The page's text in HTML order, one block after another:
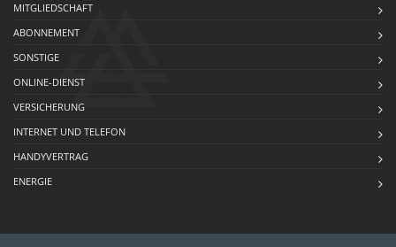
MITGLIEDSCHAFT
ABONNEMENT
SONSTIGE
ONLINE-DIENST
VERSICHERUNG
INTERNET UND TELEFON
HANDYVERTRAG
ENERGIE